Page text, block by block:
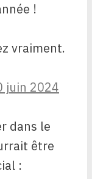
!
vraiment.
juin 2024
dans le
être
: